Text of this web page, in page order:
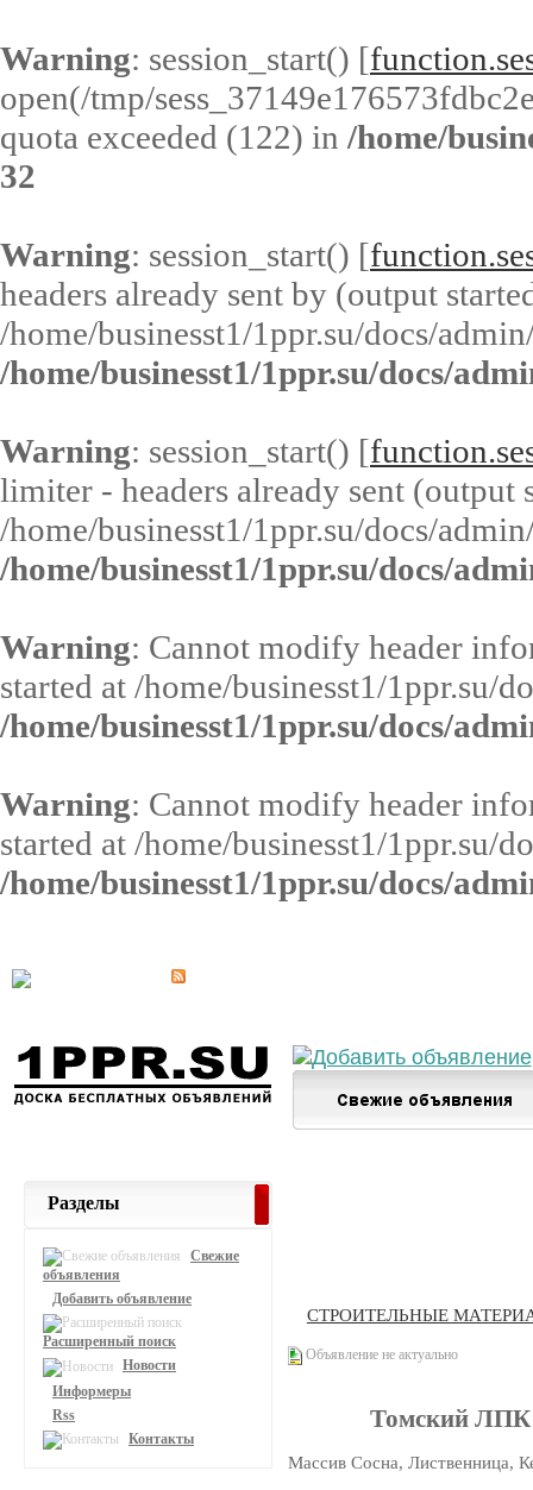
Warning: session_start() [
open(/tmp/
quota exceeded (122) in /home/
32
Warning: session_start() [
headers already sent by (output
/home/businesst1/1ppr.su/docs/
/home/businesst1/1ppr.su/docs/
Warning: session_start() [
limiter - headers already sent (output
/home/businesst1/1ppr.su/docs/
/home/businesst1/1ppr.su/docs/
Warning: Cannot modify header
started at /home/businesst1/1ppr.su/
/home/businesst1/1ppr.su/docs/
Warning: Cannot modify header
started at /home/businesst1/1ppr.su/
/home/businesst1/1ppr.su/docs/
СТРОИТЕЛЬНЫЕ
Объявление не актуально
Томский ЛПК
Массив Сосна, Лиственница,
Разделы
Свежие
объявления
Добавить объявление
Расширенный поиск
Новости
Информеры
Rss
Контакты